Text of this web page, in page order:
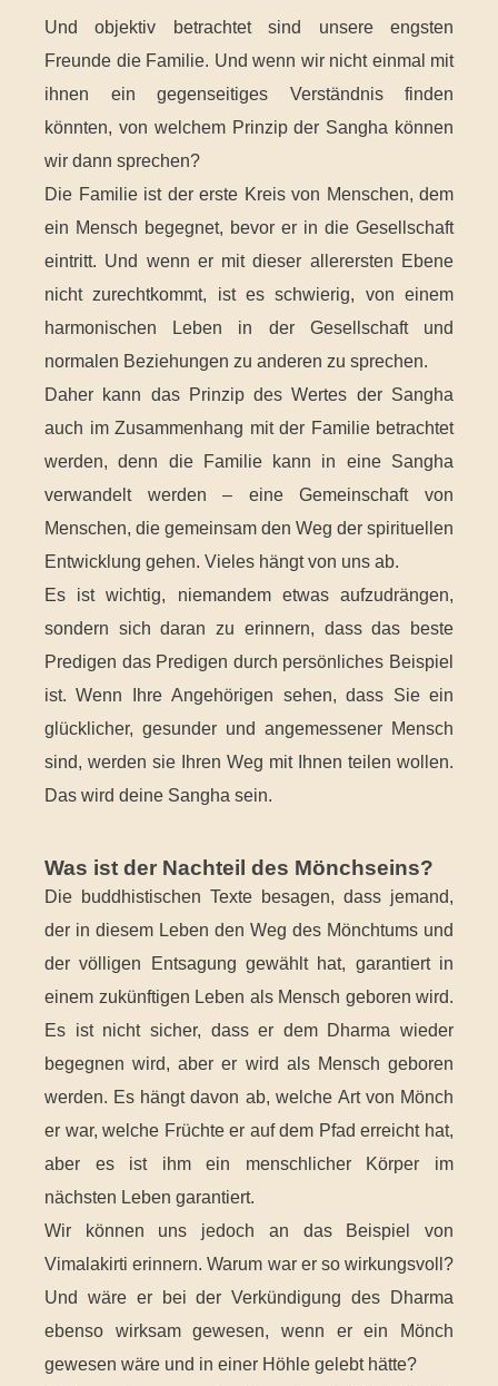
Und objektiv betrachtet sind unsere engsten
Freunde die Familie. Und wenn wir nicht einmal mit
ihnen ein gegenseitiges Verständnis finden
könnten, von welchem Prinzip der Sangha können
wir dann sprechen?
Die Familie ist der erste Kreis von Menschen, dem
ein Mensch begegnet, bevor er in die Gesellschaft
eintritt. Und wenn er mit dieser allerersten Ebene
nicht zurechtkommt, ist es schwierig, von einem
harmonischen Leben in der Gesellschaft und
normalen Beziehungen zu anderen zu sprechen.
Daher kann das Prinzip des Wertes der Sangha
auch im Zusammenhang mit der Familie betrachtet
werden, denn die Familie kann in eine Sangha
verwandelt werden – eine Gemeinschaft von
Menschen, die gemeinsam den Weg der spirituellen
Entwicklung gehen. Vieles hängt von uns ab.
Es ist wichtig, niemandem etwas aufzudrängen,
sondern sich daran zu erinnern, dass das beste
Predigen das Predigen durch persönliches Beispiel
ist. Wenn Ihre Angehörigen sehen, dass Sie ein
glücklicher, gesunder und angemessener Mensch
sind, werden sie Ihren Weg mit Ihnen teilen wollen.
Das wird deine Sangha sein.
Was ist der Nachteil des Mönchseins?
Die buddhistischen Texte besagen, dass jemand,
der in diesem Leben den Weg des Mönchtums und
der völligen Entsagung gewählt hat, garantiert in
einem zukünftigen Leben als Mensch geboren wird.
Es ist nicht sicher, dass er dem Dharma wieder
begegnen wird, aber er wird als Mensch geboren
werden. Es hängt davon ab, welche Art von Mönch
er war, welche Früchte er auf dem Pfad erreicht hat,
aber es ist ihm ein menschlicher Körper im
nächsten Leben garantiert.
Wir können uns jedoch an das Beispiel von
Vimalakirti erinnern. Warum war er so wirkungsvoll?
Und wäre er bei der Verkündigung des Dharma
ebenso wirksam gewesen, wenn er ein Mönch
gewesen wäre und in einer Höhle gelebt hätte?